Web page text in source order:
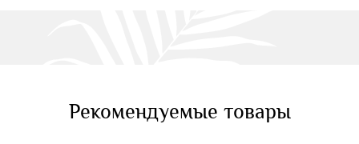
Рекомендуемые товары